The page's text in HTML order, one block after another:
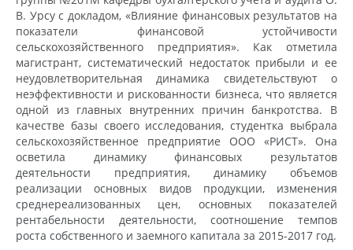
В. Урсу с докладом, «Влияние финансовых результатов на
показатели финансовой устойчивости
сельскохозяйственного предприятия». Как отметила
магистрант, систематический недостаток прибыли и ее
неудовлетворительная динамика свидетельствуют о
неэффективности и рискованности бизнеса, что является
одной из главных внутренних причин банкротства. В
качестве базы своего исследования, студентка выбрала
сельскохозяйственное предприятие ООО «РИСТ». Она
осветила динамику финансовых результатов
деятельности предприятия, динамику объемов
реализации основных видов продукции, изменения
среднереализованных цен, основных показателей
рентабельности деятельности, соотношение темпов
роста собственного и заемного капитала за 2015-2017 год.